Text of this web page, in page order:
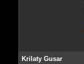
Krilaty Gusar